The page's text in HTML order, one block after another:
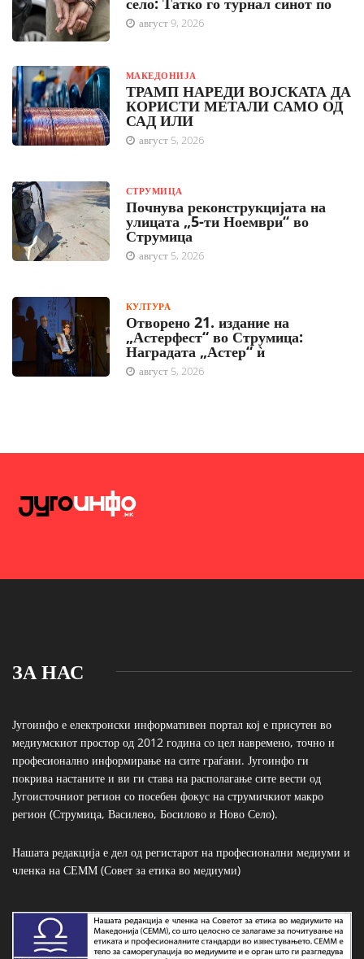
август 9, 2026
МАКЕДОНИЈА
ТРАМП НАРЕДИ ВОЈСКАТА ДА
КОРИСТИ МЕТАЛИ САМО ОД
САД ИЛИ
август 5, 2026
СТРУМИЦА
Почнува реконструкцијата на
улицата „5-ти Ноември“ во
Струмица
август 5, 2026
КУЛТУРА
Отворено 21. издание на
„Астерфест“ во Струмица:
Наградата „Астер“ ѝ
август 5, 2026
ЗА НАС
Југоинфо е електронски информативен портал кој е присутен во
медиумскиот простор од 2012 година со цел навремено, точно и
професионално информирање на сите граѓани. Југоинфо ги
покрива настаните и ви ги става на располагање сите вести од
Југоисточниот регион со посебен фокус на струмичкиот макро
регион (Струмица, Василево, Босилово и Ново Село).
Нашата редакција е дел од регистарот на професионални медиуми и
членка на СЕММ (Совет за етика во медиуми)